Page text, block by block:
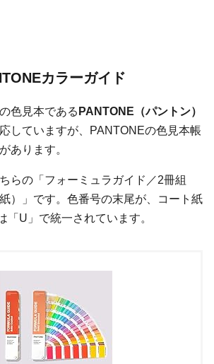
カラーガイド
色見本である PANTONE（パントン）
していますが、PANTONEの色見本帳
あります。
らの「フォーミュラガイド／2冊組
）」です。色番号の末尾が、コート紙
「U」で統一されています。